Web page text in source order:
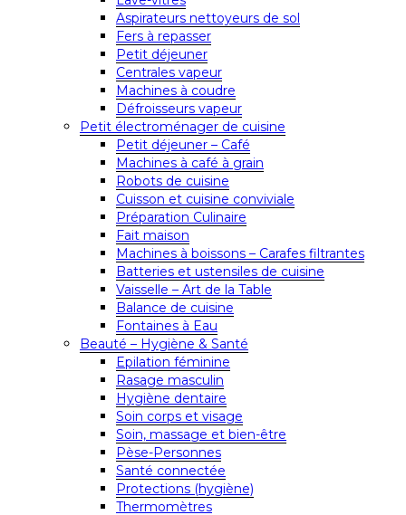
Aspirateurs nettoyeurs de sol
Fers à repasser
Petit déjeuner
Centrales vapeur
Machines à coudre
Défroisseurs vapeur
Petit électroménager de cuisine
Petit déjeuner – Café
Machines à café à grain
Robots de cuisine
Cuisson et cuisine conviviale
Préparation Culinaire
Fait maison
Machines à boissons – Carafes filtrantes
Batteries et ustensiles de cuisine
Vaisselle – Art de la Table
Balance de cuisine
Fontaines à Eau
Beauté – Hygiène & Santé
Epilation féminine
Rasage masculin
Hygiène dentaire
Soin corps et visage
Soin, massage et bien-être
Pèse-Personnes
Santé connectée
Protections (hygiène)
Thermomètres